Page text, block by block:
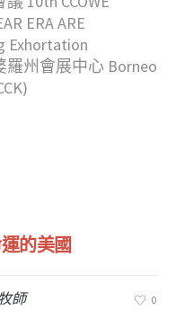
ERA ARE
Exhortation
州會展中心 Borneo
的美國
師 0